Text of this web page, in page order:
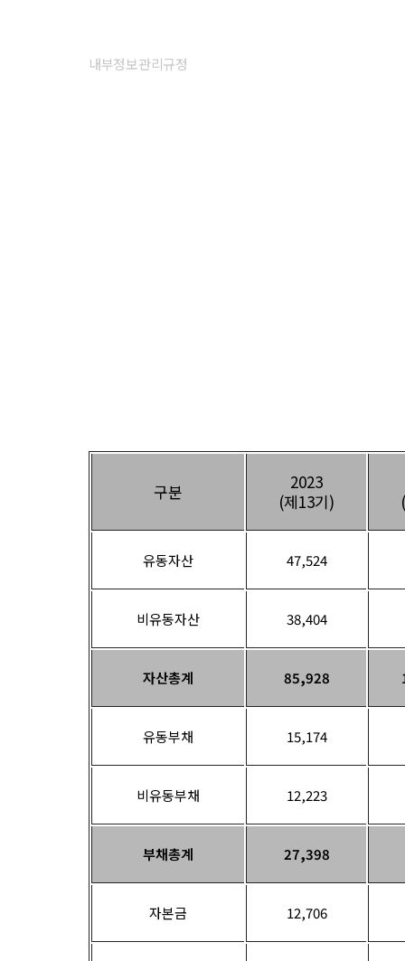
내부정보관리규정
구분
2023
(제13기)
유동자산 47,524
비유동자산 38,404
자산총계 85,928
유동부채 15,174
비유동부채 12,223
부채총계 27,398
자본금 12,706